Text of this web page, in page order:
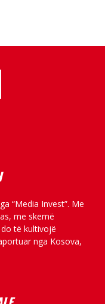
“Media Invest”. Me
me skemë
të kultivojë
nga Kosova,